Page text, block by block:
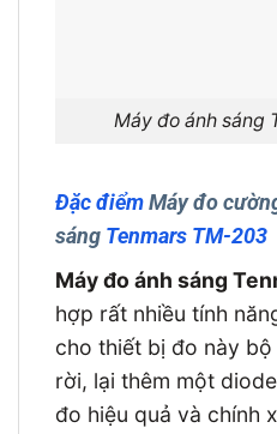
Máy đo ánh sáng
Đặc điểm Máy đo
sáng Tenmars TM-203
Máy đo ánh sáng
hợp rất nhiều tính
cho thiết bị đo này bộ
rời, lại thêm một
đo hiệu quả và chính